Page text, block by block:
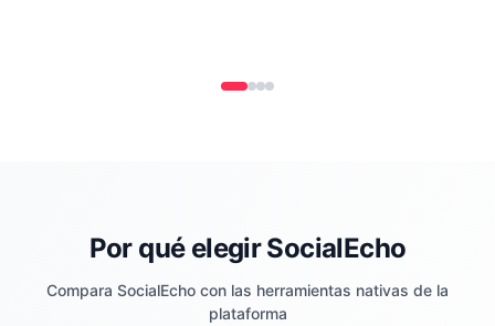
Por qué elegir SocialEcho
Compara SocialEcho con las herramientas nativas de la
plataforma